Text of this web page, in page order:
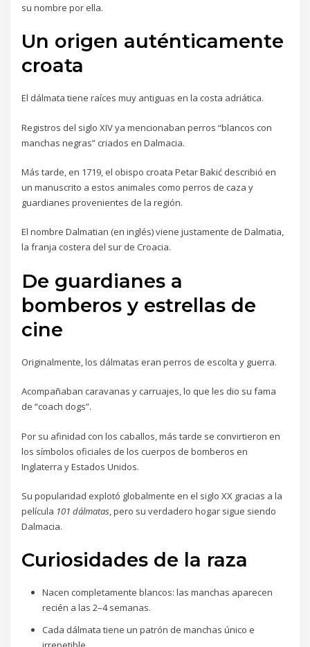
su nombre por ella.
Un origen auténticamente
croata
El dálmata tiene raíces muy antiguas en la costa adriática.
Registros del siglo XIV ya mencionaban perros “blancos con
manchas negras” criados en Dalmacia.
Más tarde, en 1719, el obispo croata Petar Bakić describió en
un manuscrito a estos animales como perros de caza y
guardianes provenientes de la región.
El nombre Dalmatian (en inglés) viene justamente de Dalmatia,
la franja costera del sur de Croacia.
De guardianes a
bomberos y estrellas de
cine
Originalmente, los dálmatas eran perros de escolta y guerra.
Acompañaban caravanas y carruajes, lo que les dio su fama
de “coach dogs”.
Por su afinidad con los caballos, más tarde se convirtieron en
los símbolos oficiales de los cuerpos de bomberos en
Inglaterra y Estados Unidos.
Su popularidad explotó globalmente en el siglo XX gracias a la
película 101 dálmatas, pero su verdadero hogar sigue siendo
Dalmacia.
Curiosidades de la raza
Nacen completamente blancos: las manchas aparecen
recién a las 2–4 semanas.
Cada dálmata tiene un patrón de manchas único e